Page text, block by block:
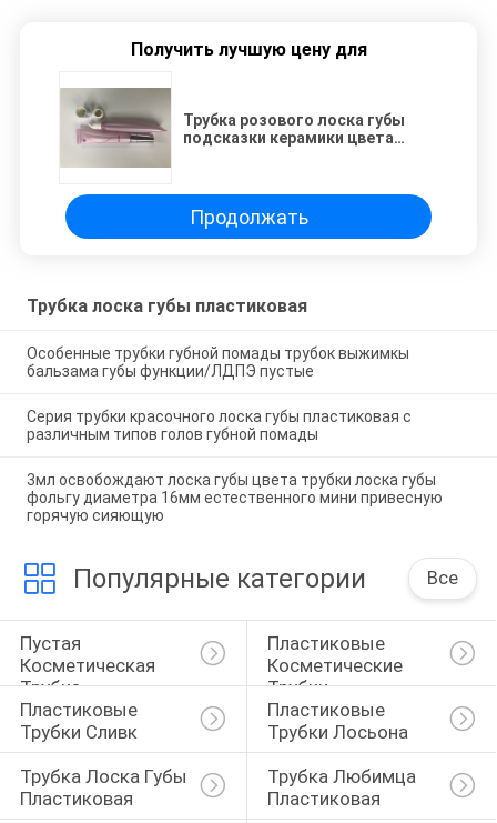
Получить лучшую цену для
Трубка розового лоска губы
подсказки керамики цвета
Продолжать
Трубка лоска губы пластиковая
Особенные трубки губной помады трубок выжимкы
бальзама губы функции/ЛДПЭ пустые
Серия трубки красочного лоска губы пластиковая с
различным типов голов губной помады
3мл освобождают лоска губы цвета трубки лоска губы
фольгу диаметра 16мм естественного мини привесную
горячую сияющую
Популярные категории Все
Пустая
Косметическая
Трубка
Пластиковые
Косметические
Трубки
Пластиковые
Трубки Сливк
Пластиковые
Трубки Лосьона
Трубка Лоска Губы
Пластиковая
Трубка Любимца
Пластиковая